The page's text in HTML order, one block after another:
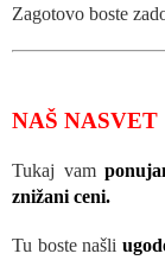
Zagotovo boste
NAŠ NASVET
Tukaj vam
znižani ceni.
Tu boste našli